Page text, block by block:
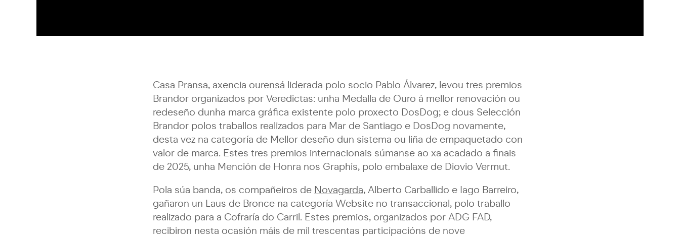
Casa Pransa, axencia ourensá liderada polo socio Pablo Álvarez, levou tres premios
Brandor organizados por Veredictas: unha Medalla de Ouro á mellor renovación ou
redeseño dunha marca gráfica existente polo proxecto DosDog; e dous Selección
Brandor polos traballos realizados para Mar de Santiago e DosDog novamente,
desta vez na categoría de Mellor deseño dun sistema ou liña de empaquetado con
valor de marca. Estes tres premios internacionais súmanse ao xa acadado a finais
de 2025, unha Mención de Honra nos Graphis, polo embalaxe de Diovio Vermut.
Pola súa banda, os compañeiros de Novagarda, Alberto Carballido e Iago Barreiro,
gañaron un Laus de Bronce na categoría Website no transaccional, polo traballo
realizado para a Cofraría do Carril. Estes premios, organizados por ADG FAD,
recibiron nesta ocasión máis de mil trescentas participacións de nove